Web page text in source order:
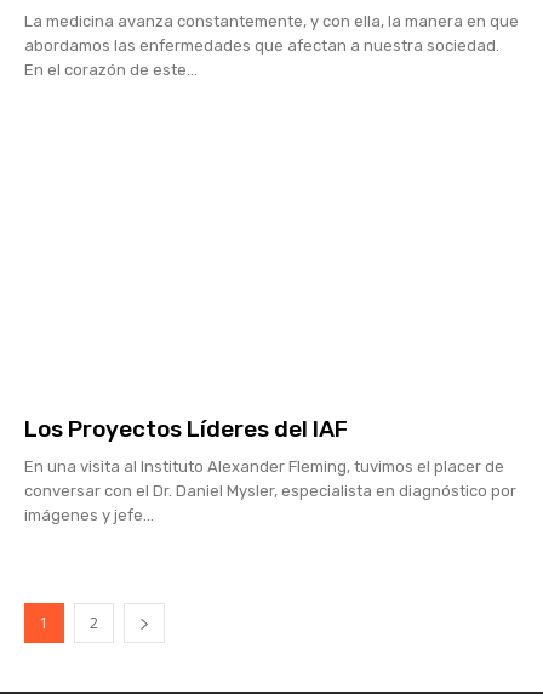
La medicina avanza constantemente, y con ella, la manera en que
abordamos las enfermedades que afectan a nuestra sociedad.
En el corazón de este...
Los Proyectos Líderes del IAF
En una visita al Instituto Alexander Fleming, tuvimos el placer de
conversar con el Dr. Daniel Mysler, especialista en diagnóstico por
imágenes y jefe...
1 2